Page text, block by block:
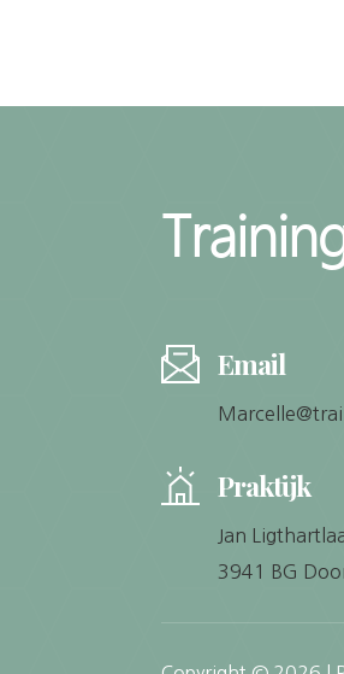
Email
Praktijk
Jan
3941 BG